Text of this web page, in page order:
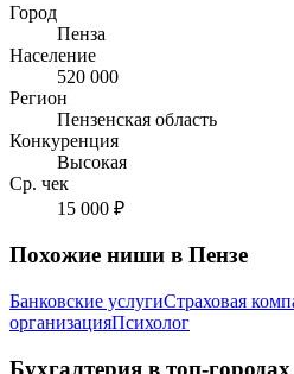
Город
Пенза
Население
520 000
Регион
Пензенская область
Конкуренция
Высокая
Ср. чек
15 000 ₽
Похожие ниши в Пензе
Банковские услугиСтраховая
организацияПсихолог
Бухгалтерия в топ-городах